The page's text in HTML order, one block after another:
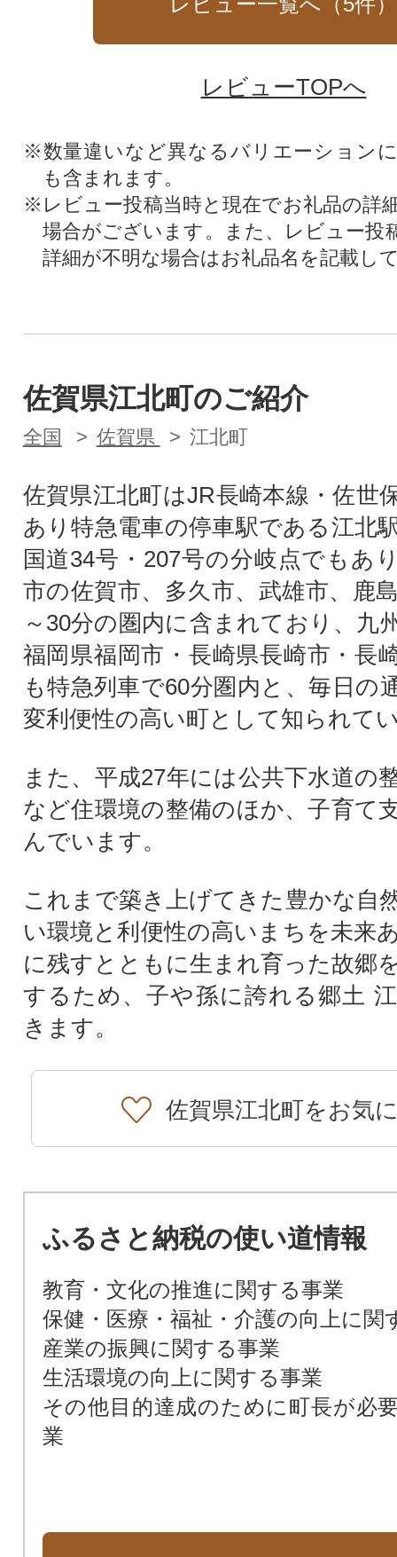
レビューTOPへ
※数量違いなど異なるバリエーション
も含まれます。
※レビュー投稿当時と現在でお礼品の詳
場合がございます。また、レビュー投
詳細が不明な場合はお礼品名を記載し
佐賀県江北町のご紹介
全国 佐賀県 江北町
佐賀県江北町はJR長崎本線・佐世
あり特急電車の停車駅である江北
国道34号・207号の分岐点でもあ
市の佐賀市、多久市、武雄市、鹿
～30分の圏内に含まれており、九
福岡県福岡市・長崎県長崎市・長
も特急列車で60分圏内と、毎日の
変利便性の高い町として知られて
また、平成27年には公共下水道の
など住環境の整備のほか、子育て
んでいます。
これまで築き上げてきた豊かな自
い環境と利便性の高いまちを未来
に残すとともに生まれ育った故郷
するため、子や孫に誇れる郷土
きます。
佐賀県江北町をお気
ふるさと納税の使い道情報
教育・文化の推進に関する事業
保健・医療・福祉・介護の向上に関
産業の振興に関する事業
生活環境の向上に関する事業
その他目的達成のために町長が必
業